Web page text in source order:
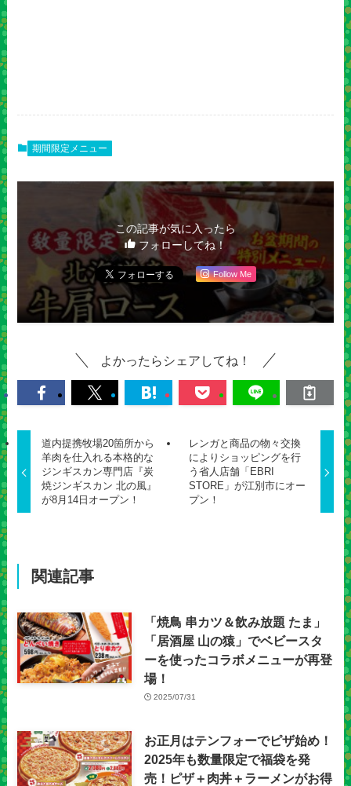
期間限定メニュー
この記事が気に入ったら
フォローしてね！
Follow Me
よかったらシェアしてね！
道内提携牧場20箇所から
羊肉を仕入れる本格的な
ジンギスカン専門店『炭
焼ジンギスカン 北の風』
が8月14日オープン！
レンガと商品の物々交換
によりショッピングを行
う省人店舗「EBRI
STORE」が江別市にオー
プン！
関連記事
「焼鳥 串カツ＆飲み放題 たま」
「居酒屋 山の猿」でベビースタ
ーを使ったコラボメニューが再登
場！
2025/07/31
お正月はテンフォーでピザ始め！
2025年も数量限定で福袋を発
売！ピザ＋肉丼＋ラーメンがお得